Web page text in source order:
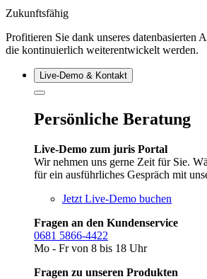
Zukunftsfähig
Profitieren Sie dank unseres datenbasierten
die kontinuierlich weiterentwickelt werden.
Live‑Demo & Kontakt
Persönliche Beratung
Live-Demo zum juris Portal
Wir nehmen uns gerne Zeit für Sie.
für ein ausführliches Gespräch mit
Jetzt Live-Demo buchen
Fragen an den Kundenservice
0681 5866-4422
Mo - Fr von 8 bis 18 Uhr
Fragen zu unseren Produkten